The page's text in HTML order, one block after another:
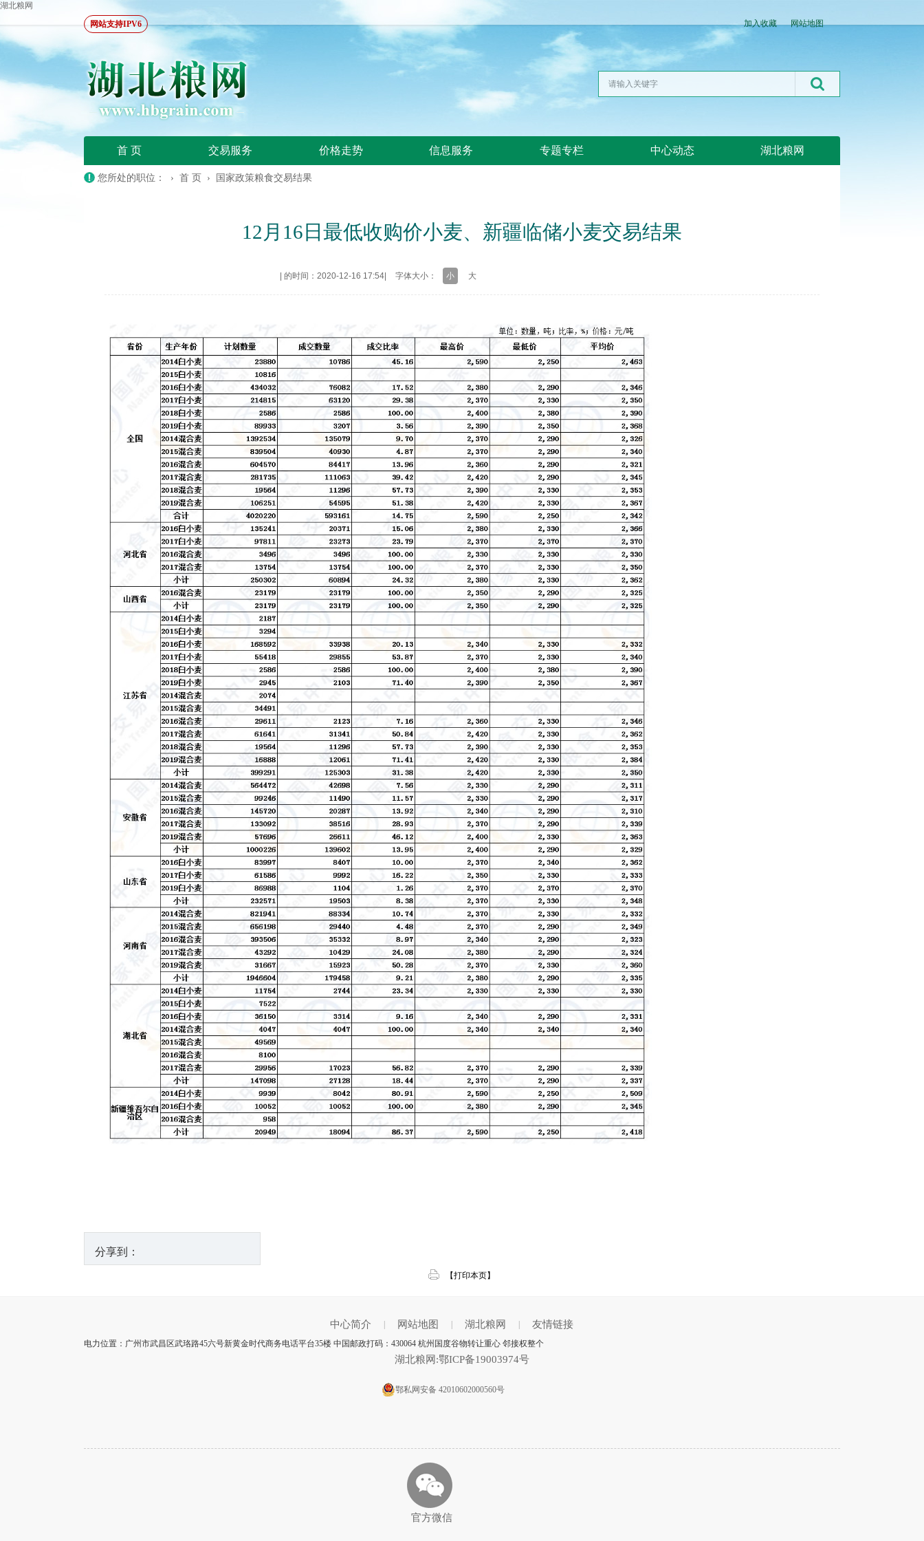
湖北粮网
网站支持IPV6
加入收藏 网站地图
首 页 交易服务 价格走势 信息服务 专题专栏 中心动态 湖北粮网
您所处的职位： › 首 页 › 国家政策粮食交易结果
12月16日最低收购价小麦、新疆临储小麦交易结果
的时间：2020-12-16 17:54 字体大小： 小 大
分享到：
【打印本页】
中心简介 | 网站地图 | 湖北粮网 | 友情链接
电力位置：广州市武昌区武珞路45六号新黄金时代商务电话平台35楼 中国邮政打码：430064 杭州国度谷物转让重心 邻接权整个
湖北粮网:鄂ICP备19003974号
鄂私网安备 42010602000560号
官方微信